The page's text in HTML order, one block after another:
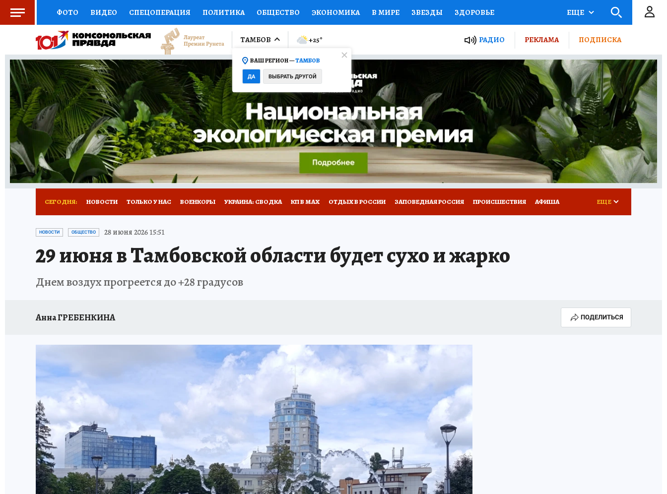
ФОТО ВИДЕО СПЕЦОПЕРАЦИЯ ПОЛИТИКА ОБЩЕСТВО ЭКОНОМИКА В МИРЕ ЗВЕЗДЫ ЗДОРОВЬЕ
СОЦПОДДЕРЖКА НАУКА СПОРТ КОЛУМНИСТЫ ПРОИСШЕСТВИЯ НАЦИОНАЛЬНЫЕ ПРОЕКТЫ РОССИИ
ВЫБОР ЭКСПЕРТОВ ДОКТОР ФИНАНСЫ ОТКРЫВАЕМ МИР Я ЗНАЮ СЕМЬЯ ЖЕНСКИЕ СЕКРЕТЫ ПУТЕВОДИТЕЛЬ
КНИЖНАЯ ПОЛКА ПРОГНОЗЫ НА СПОРТ ПРОМОКОДЫ СЕРИАЛЫ СПЕЦПРОЕКТЫ ДЕФИЦИТ ЖЕЛЕЗА ТУРИЗМ
ПРЕСС-ЦЕНТР НЕДВИЖИМОСТЬ ТЕЛЕВИЗОР КОЛЛЕКЦИИ КОНКУРСЫ РАБОТА У НАС ГИД ПОТРЕБИТЕЛЯ ВСЕ О КП
РАДИО КП ТЕСТЫ НОВОЕ НА САЙТЕ РЕКЛАМА
ЕЩЕ
ТАМБОВ
ВАШ РЕГИОН —ТАМБОВ
ДА ВЫБРАТЬ ДРУГОЙ
+25° РАДИО РЕКЛАМА ПОДПИСКА
СЕГОДНЯ: НОВОСТИ ТОЛЬКО У НАС ВОЕНКОРЫ УКРАИНА: СВОДКА КП В МАХ ОТДЫХ В РОССИИ ЗАПОВЕДНАЯ РОССИЯ ПРОИСШЕСТВИЯ АФИША
ИСПЫТАНО НА СЕБЕ
ЕЩЕ
НОВОСТИ ОБЩЕСТВО 28 июня 2026 15:51
29 июня в Тамбовской области будет сухо и жарко
Днем воздух прогреется до +28 градусов
Анна ГРЕБЕНКИНА ПОДЕЛИТЬСЯ